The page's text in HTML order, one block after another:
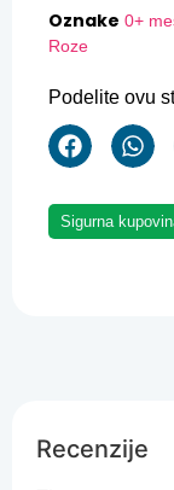
Oznake 0+
Roze
Podelite ovu
Sigurna
Recenzije